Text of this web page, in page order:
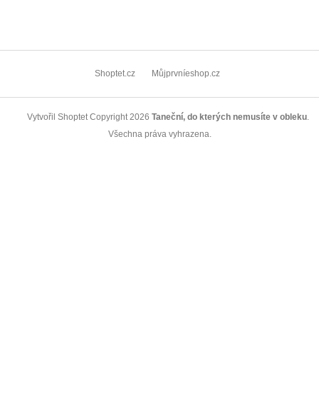
Shoptet.cz Můjprvníeshop.cz
Vytvořil Shoptet Copyright 2026 Taneční, do kterých nemusíte v obleku.
Všechna práva vyhrazena.